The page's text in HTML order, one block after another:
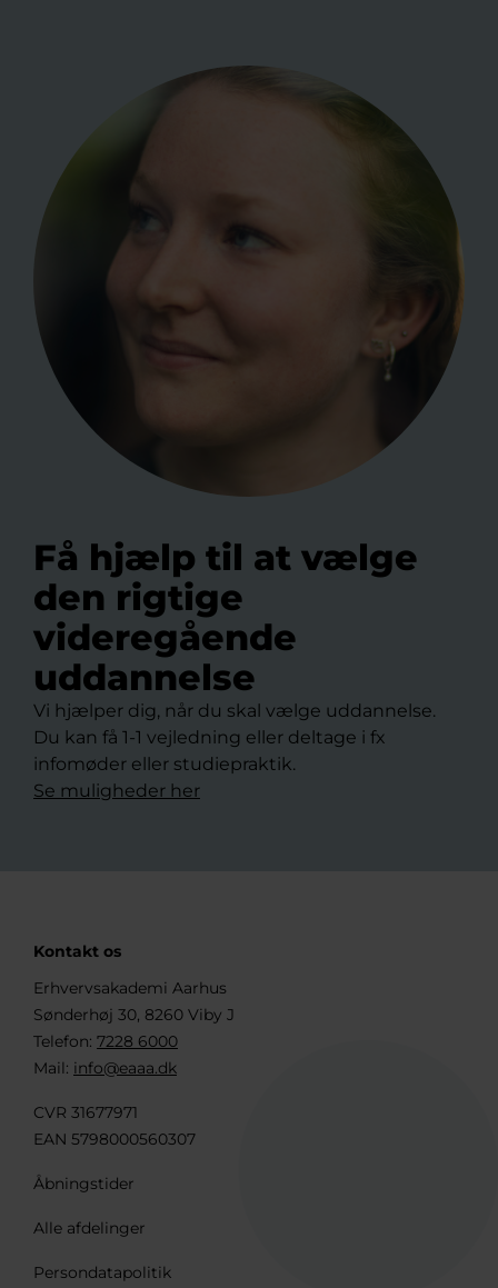
Få hjælp til at vælge
den rigtige
videregående
uddannelse
Vi hjælper dig, når du skal vælge uddannelse.
Du kan få 1-1 vejledning eller deltage i fx
infomøder eller studiepraktik.
Se muligheder her
Kontakt os
Erhvervsakademi Aarhus
Sønderhøj 30, 8260 Viby J
Telefon: 7228 6000
Mail: info@eaaa.dk
CVR 31677971
EAN 5798000560307
Åbningstider
Alle afdelinger
Persondatapolitik